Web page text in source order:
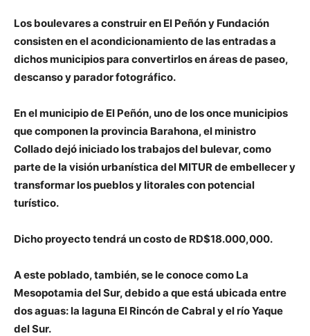
Los boulevares a construir en El Peñón y Fundación
consisten en el acondicionamiento de las entradas a
dichos municipios para convertirlos en áreas de paseo,
descanso y parador fotográfico.
En el municipio de El Peñón, uno de los once municipios
que componen la provincia Barahona, el ministro
Collado dejó iniciado los trabajos del bulevar, como
parte de la visión urbanística del MITUR de embellecer y
transformar los pueblos y litorales con potencial
turístico.
Dicho proyecto tendrá un costo de RD$18.000,000.
A este poblado, también, se le conoce como La
Mesopotamia del Sur, debido a que está ubicada entre
dos aguas: la laguna El Rincón de Cabral y el río Yaque
del Sur.